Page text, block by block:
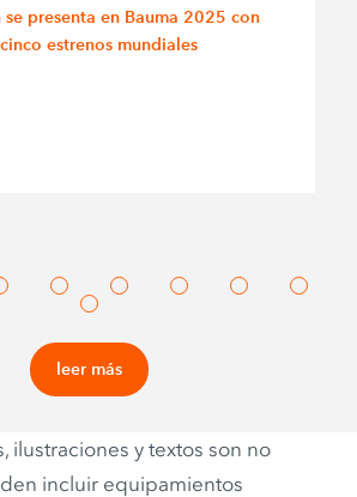
presenta en Bauma 2025 con
cinco estrenos mundiales
leer más
ilustraciones y textos son no
incluir equipamientos